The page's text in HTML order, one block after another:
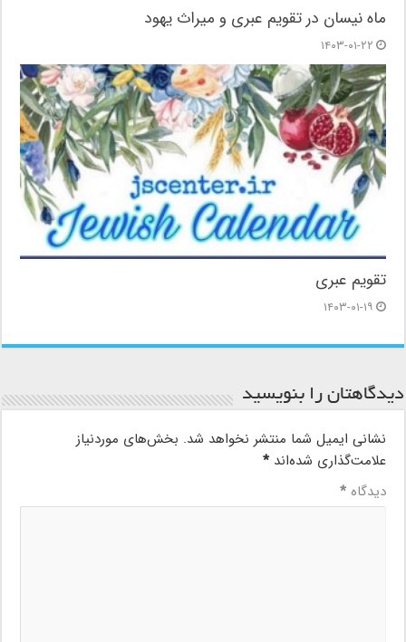
ماه نیسان در تقویم عبری و میراث یهود
۱۴۰۳-۰۱-۲۲
تقویم عبری
۱۴۰۳-۰۱-۱۹
دیدگاهتان را بنویسید
نشانی ایمیل شما منتشر نخواهد شد. بخش‌های موردنیاز
علامت‌گذاری شده‌اند*
دیدگاه*